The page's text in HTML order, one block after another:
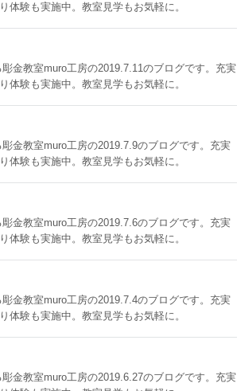
体験も実施中。教室見学もお気軽に。
金教室muro工房の2019.7.11のブログです。充実
体験も実施中。教室見学もお気軽に。
金教室muro工房の2019.7.9のブログです。充実
体験も実施中。教室見学もお気軽に。
金教室muro工房の2019.7.6のブログです。充実
体験も実施中。教室見学もお気軽に。
金教室muro工房の2019.7.4のブログです。充実
体験も実施中。教室見学もお気軽に。
金教室muro工房の2019.6.27のブログです。充実